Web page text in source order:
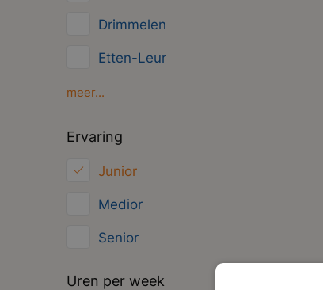
Drimmelen
Etten-Leur
Gilze
meer...
Ervaring
Junior
Medior
Senior
Uren per week